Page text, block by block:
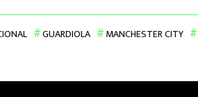
GUARDIOLA MANCHESTER CITY